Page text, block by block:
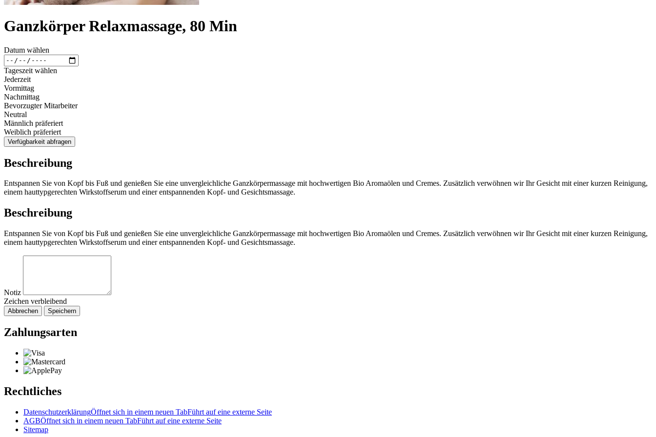
Ganzkörper Relaxmassage, 80 Min
Datum wählen
Tageszeit wählen
Jederzeit
Vormittag
Nachmittag
Bevorzugter Mitarbeiter
Neutral
Männlich präferiert
Weiblich präferiert
Verfügbarkeit abfragen
Beschreibung
Entspannen Sie von Kopf bis Fuß und genießen Sie eine unvergleichliche Ganzkörpermassage mit hochwertigen Bio Aromaölen und Cremes. Zusätzlich verwöhnen wir Ihr Gesicht mit einer kurzen Reinigung,
einem hauttypgerechten Wirkstoffserum und einer entspannenden Kopf- und Gesichtsmassage.
Beschreibung
Entspannen Sie von Kopf bis Fuß und genießen Sie eine unvergleichliche Ganzkörpermassage mit hochwertigen Bio Aromaölen und Cremes. Zusätzlich verwöhnen wir Ihr Gesicht mit einer kurzen Reinigung,
einem hauttypgerechten Wirkstoffserum und einer entspannenden Kopf- und Gesichtsmassage.
Notiz
Zeichen verbleibend
Abbrechen Speichern
Zahlungsarten
Rechtliches
DatenschutzerklärungÖffnet sich in einem neuen TabFührt auf eine externe Seite
AGBÖffnet sich in einem neuen TabFührt auf eine externe Seite
Sitemap